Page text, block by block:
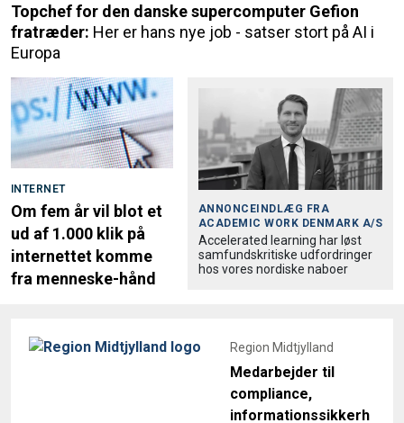
Topchef for den danske supercomputer Gefion
fratræder: Her er hans nye job - satser stort på AI i
Europa
INTERNET
Om fem år vil blot et
ud af 1.000 klik på
internettet komme
fra menneske-hånd
ANNONCEINDLÆG FRA
ACADEMIC WORK DENMARK A/S
Accele­rated learning har løst
samfund­skri­tiske udfordringer
hos vores nordiske naboer
Region Midtjylland
Medarbejder til
compliance,
informationssikkerh